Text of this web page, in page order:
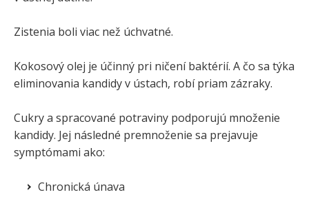
Zistenia boli viac než úchvatné.
Kokosový olej je účinný pri ničení baktérií. A čo sa týka
eliminovania kandidy v ústach, robí priam zázraky.
Cukry a spracované potraviny podporujú množenie
kandidy. Jej následné premnoženie sa prejavuje
symptómami ako:
Chronická únava